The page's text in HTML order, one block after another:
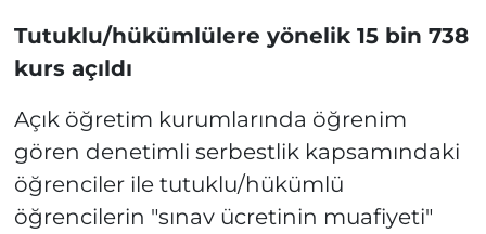
Tutuklu/hükümlülere yönelik 15 bin 738
kurs açıldı
Açık öğretim kurumlarında öğrenim
gören denetimli serbestlik kapsamındaki
öğrenciler ile tutuklu/hükümlü
öğrencilerin "sınav ücretinin muafiyeti"